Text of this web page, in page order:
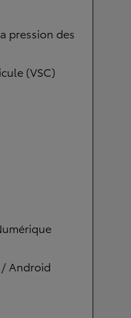
pression des
(VSC)
Android